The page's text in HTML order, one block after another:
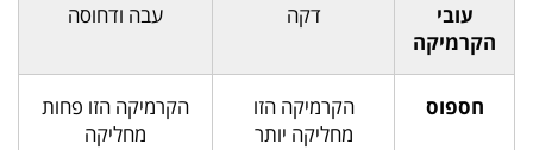
עובי
הקרמיקה
דקה עבה ודחוסה
חספוס
הקרמיקה הזו
מחליקה יותר
הקרמיקה הזו פחות
מחליקה